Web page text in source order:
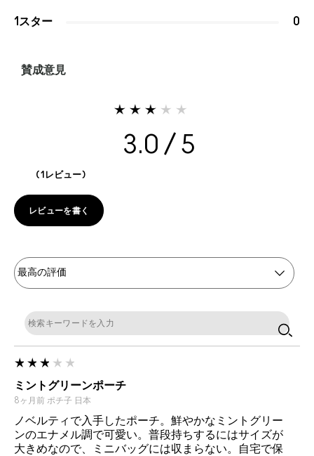
1スター 0
賛成意見
3.0
1レビュー
レビューを書く
ミントグリーンポーチ
8ヶ月前 ポチ子 日本
ノベルティで入手したポーチ。鮮やかなミントグリー
ンのエナメル調で可愛い。普段持ちするにはサイズが
大きめなので、ミニバッグには収まらない。自宅で保